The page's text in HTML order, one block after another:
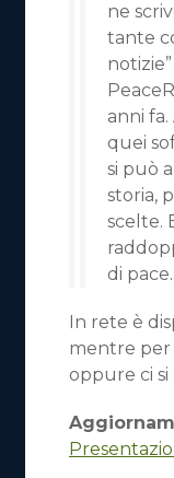
ne
tante
anni
quei
si può
storia,
scelte.
di pace.
In rete è
mentre per
oppure ci si